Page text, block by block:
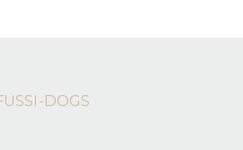
Die
DOGS